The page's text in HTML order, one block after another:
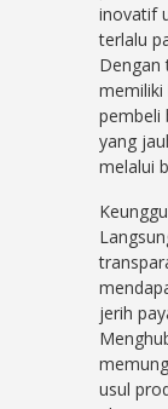
inovatif
terlalu
Dengan
memiliki
pembeli
yang
melalui
jerih
usul